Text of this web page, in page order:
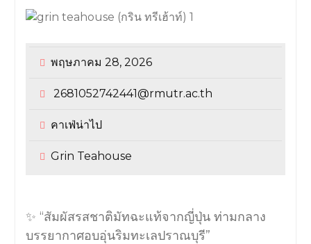
พฤษภาคม 28, 2026
2681052742441@rmutr.ac.th
คาเฟ่น่าไป
Grin Teahouse
✨ “สัมผัสรสชาติมัทฉะแท้จากญี่ปุ่น ท่ามกลาง
บรรยากาศอบอุ่นริมทะเลปราณบุรี”